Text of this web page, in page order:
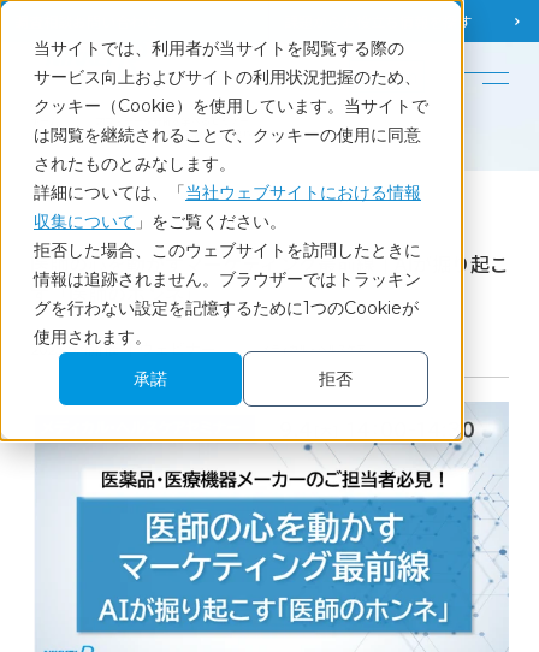
当サイトでは、利用者が当サイトを閲覧する際の
サービス向上およびサイトの利用状況把握のため、
クッキー（Cookie）を使用しています。当サイトで
は閲覧を継続されることで、クッキーの使用に同意
されたものとみなします。
詳細については、「当社ウェブサイトにおける情報
収集について 」をご覧ください。
拒否した場合、このウェブサイトを訪問したときに
情報は追跡されません。ブラウザーではトラッキン
グを行わない設定を記憶するために1つのCookieが
使用されます。
承諾
拒否
お役立ち情報を探す
English
医師の心を動かすマーケティング最前線｜AIが掘り起こす「医師のホンネ」
Seminar
医師の心を動かすマーケティング最前線｜AIが掘り起こ
す「医師のホンネ」
2025.9.4開催 │ウェビナー